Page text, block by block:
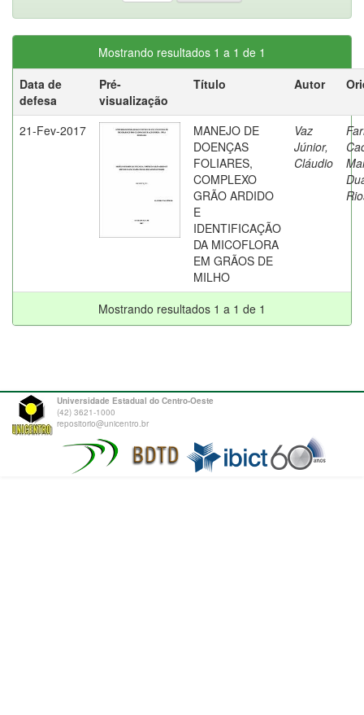
Mostrando resultados 1 a 1 de 1
Data de
defesa
Pré-
visualização
Título Autor
21-Fev-2017
MANEJO DE
DOENÇAS
FOLIARES,
COMPLEXO
GRÃO ARDIDO
E
IDENTIFICAÇÃO
DA MICOFLORA
EM GRÃOS DE
MILHO
Vaz
Júnior,
Cláudio
Mostrando resultados 1 a 1 de 1
Universidade Estadual do Centro-Oeste
(42) 3621-1000
repositorio@unicentro.br